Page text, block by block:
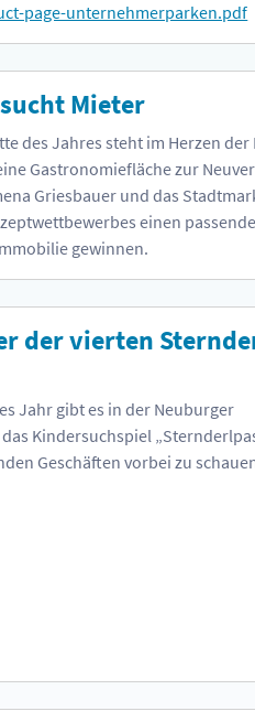
page-unternehmerparken.pdf
Mieter
des Jahres steht im Herzen
Gastronomiefläche zur
Griesbauer und das
einen
gewinnen.
der vierten
Jahr gibt es in der Neuburger
Kindersuchspiel
Geschäften vorbei zu